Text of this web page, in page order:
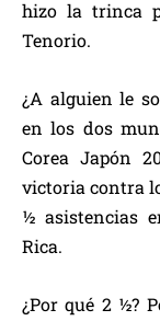
hizo la trinca
Tenorio.
¿A alguien le
en los dos
Corea Japón
victoria contra
½ asistencias
Rica.
¿Por qué 2 ½?